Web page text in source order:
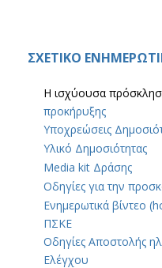
ΣΧΕΤΙΚΟ
Η ισχύουσα
προκήρυξης
Υποχρεώσεις
Υλικό Δημοσιότητας
Media kit Δράσης
Οδηγίες για την
Ενημερωτικά βίντεο
ΠΣΚΕ
Οδηγίες Αποστολής
Ελέγχου